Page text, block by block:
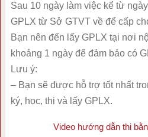
Sau 10 ngày làm việc kể từ
GPLX từ Sở GTVT về để cấp
Bạn nên đến lấy GPLX tại nơi
khoảng 1 ngày để đảm bảo có
Lưu ý:
– Bạn sẽ được hỗ trợ tốt nhất
ký, học, thi và lấy GPLX.
Video hướng dẫn thi